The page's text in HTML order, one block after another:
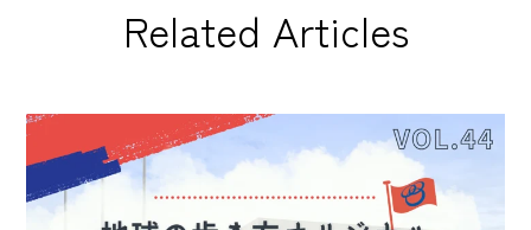
Related Articles